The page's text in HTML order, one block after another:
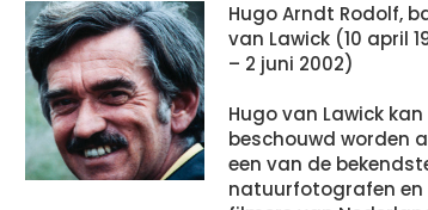
Hugo Arndt Rodolf,
van Lawick (10 april
– 2 juni 2002)
Hugo van Lawick kan
beschouwd worden
een van de
natuurfotografen en